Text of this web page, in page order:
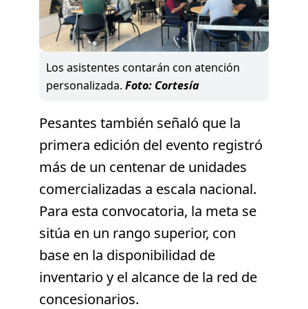
Los asistentes contarán con atención
personalizada.Foto: Cortesía
Pesantes también señaló que la
primera edición del evento registró
más de un centenar de unidades
comercializadas a escala nacional.
Para esta convocatoria, la meta se
sitúa en un rango superior, con
base en la disponibilidad de
inventario y el alcance de la red de
concesionarios.